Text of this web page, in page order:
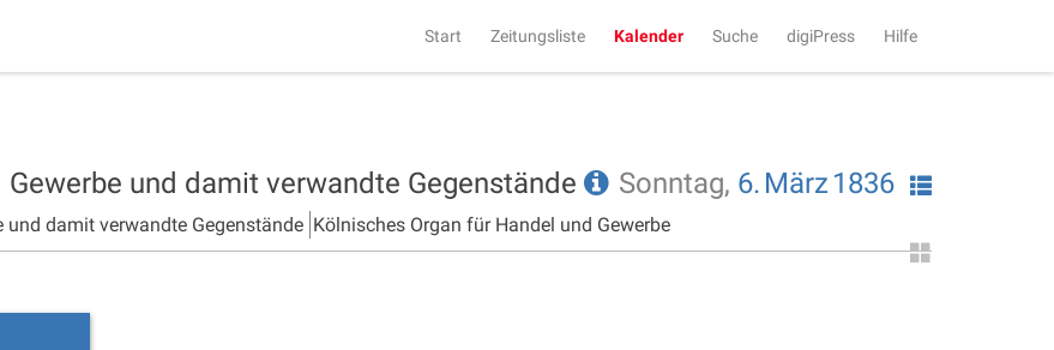
Start Zeitungsliste Kalender Suche digiPress Hilfe
und damit verwandte Gegenstände Sonntag, 6. März 1836
und damit verwandte Gegenstände Kölnisches Organ für Handel und Gewerbe